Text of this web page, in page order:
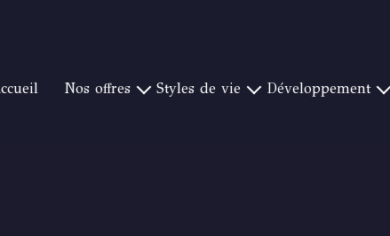
accueil nos offres styles de vie développement